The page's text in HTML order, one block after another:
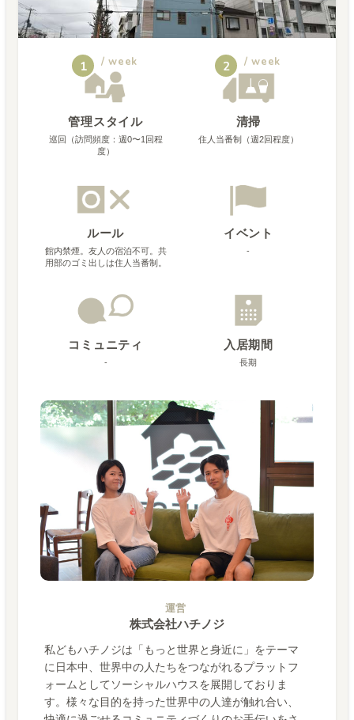
1 / week
管理スタイル
巡回（訪問頻度：週0〜1回程
度）
2 / week
清掃
住人当番制（週2回程度）
ルール
館内禁煙。友人の宿泊不可。共
用部のゴミ出しは住人当番制。
イベント
-
コミュニティ
-
入居期間
長期
運営
株式会社ハチノジ
私どもハチノジは「もっと世界と身近に」をテーマ
に日本中、世界中の人たちをつながれるプラットフ
ォームとしてソーシャルハウスを展開しておりま
す。様々な目的を持った世界中の人達が触れ合い、